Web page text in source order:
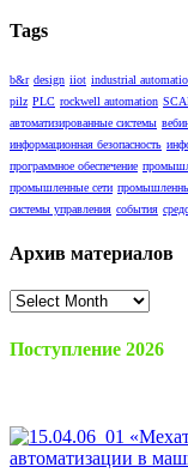
Tags
b&r design iiot industrial
pilz PLC rockwell automation
автоматизированные системы
информационная безопасность
программное обеспечение
промышленные сети
системы управления события
Архив материалов
Архив
Поступление 2026